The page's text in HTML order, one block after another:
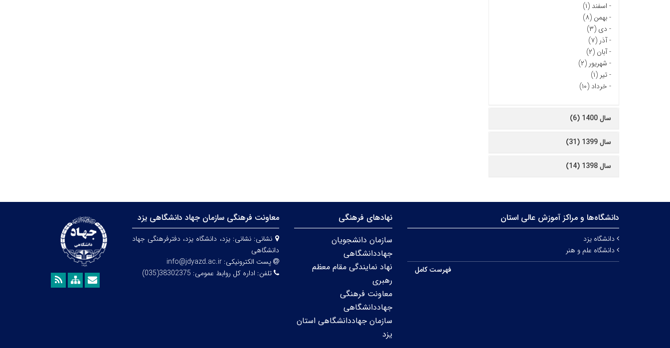
- اسفند (۱)
-بهمن (۸)
- دی (۳)
-آذر (۷)
-آبان (۲)
- شهریور (۲)
-تیر (۱)
- خرداد (۱۰)
سال 1400 (6)
سال 1399 (31)
سال 1398 (14)
دانشگاه‌ها و مراکز آموزش عالی استان
دانشگاه یزد
دانشگاه علم و هنر
فهرست کامل
نهادهای فرهنگی
سازمان دانشجویان
جهاددانشگاهی
نهاد نمایندگی مقام معظم
رهبری
معاونت فرهنگی
جهاددانشگاهی
سازمان جهاددانشگاهی استان
یزد
معاونت فرهنگی سازمان جهاد دانشگاهی یزد
نشانی:نشانی: یزد، دانشگاه یزد، دفترفرهنگی جهاد
دانشگاهی
پست الکترونیکی:info@jdyazd.ac.ir
تلفن: اداره کل روابط عمومی: 38302375(035)